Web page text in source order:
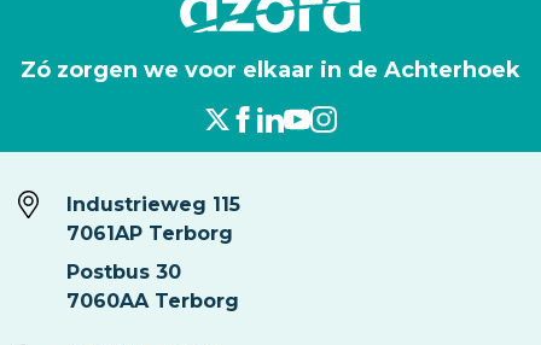
Zó zorgen we voor elkaar in de Achterhoek
Industrieweg 115
7061AP Terborg
Postbus 30
7060AA Terborg